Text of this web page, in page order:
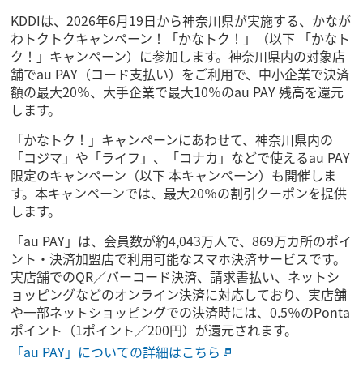
KDDIは、2026年6月19日から神奈川県が実施する、かなが
わトクトクキャンペーン！「かなトク！」（以下 「かなト
ク！」キャンペーン）に参加します。神奈川県内の対象店
舗でau PAY（コード支払い）をご利用で、中小企業で決済
額の最大20％、大手企業で最大10％のau PAY 残高を還元
します。
「かなトク！」キャンペーンにあわせて、神奈川県内の
「コジマ」や「ライフ」、「コナカ」などで使えるau PAY
限定のキャンペーン（以下 本キャンペーン）も開催しま
す。本キャンペーンでは、最大20％の割引クーポンを提供
します。
「au PAY」は、会員数が約4,043万人で、869万カ所のポイ
ント・決済加盟店で利用可能なスマホ決済サービスです。
実店舗でのQR／バーコード決済、請求書払い、ネットシ
ョッピングなどのオンライン決済に対応しており、実店舗
や一部ネットショッピングでの決済時には、0.5％のPonta
ポイント（1ポイント／200円）が還元されます。
「au PAY」についての詳細はこちら